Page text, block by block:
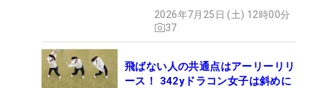
2026年7月25日 (土) 12時00分
37
飛ばない人の共通点はアーリーリリ
ース！ 342yドラコン女子は斜めに